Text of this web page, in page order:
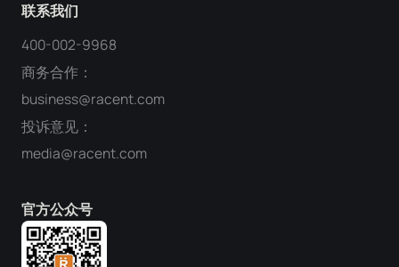
联系我们
400-002-9968
商务合作：
business@racent.com
投诉意见：
media@racent.com
官方公众号